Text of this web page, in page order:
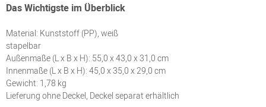
Das Wichtigste im Überblick
Material: Kunststoff (PP), weiß
stapelbar
Außenmaße (L x B x H): 55,0 x 43,0 x 31,0 cm
Innenmaße (L x B x H): 45,0 x 35,0 x 29,0 cm
Gewicht: 1,78 kg
Lieferung ohne Deckel, Deckel separat erhältlich